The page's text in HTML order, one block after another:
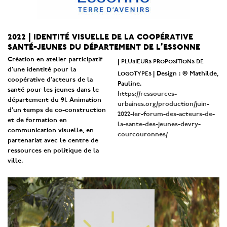
2022 | identité visuelle de la coopérative
santé-jeunes du département de l’essonne
Création en atelier participatif
d’une identité pour la
coopérative d’acteurs de la
santé pour les jeunes dans le
département du 91. Animation
d’un temps de co-construction
et de formation en
communication visuelle, en
partenariat avec le centre de
ressources en politique de la
ville.
plusieurs propositions de
logotypes
| Design : © Mathilde,
Pauline.
https://ressources-
urbaines.org/production/juin-
2022-1er-forum-des-acteurs-de-
la-sante-des-jeunes-devry-
courcouronnes/